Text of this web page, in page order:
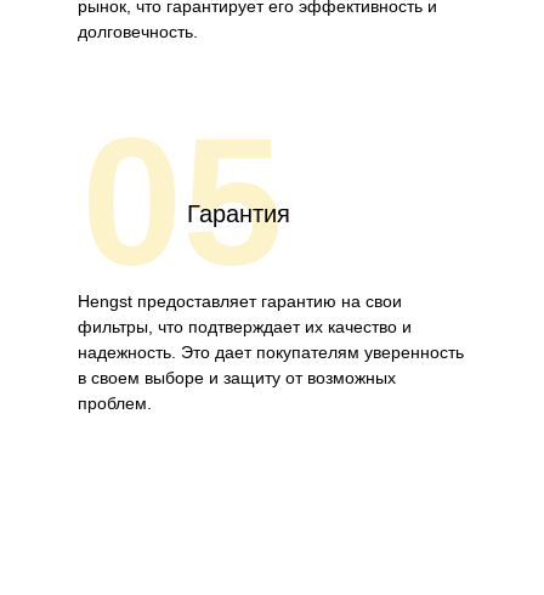
рынок, что гарантирует его эффективность и
долговечность.
05
Гарантия
Hengst предоставляет гарантию на свои
фильтры, что подтверждает их качество и
надежность. Это дает покупателям уверенность
в своем выборе и защиту от возможных
проблем.